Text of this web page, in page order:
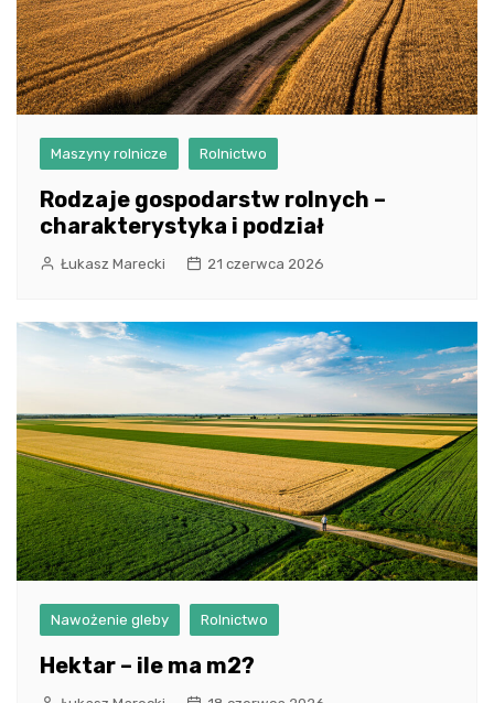
Maszyny rolnicze Rolnictwo
Rodzaje gospodarstw rolnych –
charakterystyka i podział
Łukasz Marecki 21 czerwca 2026
Nawożenie gleby Rolnictwo
Hektar – ile ma m2?